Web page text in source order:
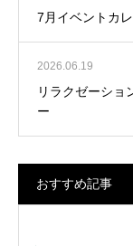
7月イベントカ
2026.06.19
リラクゼーシ
ー
おすすめ記事